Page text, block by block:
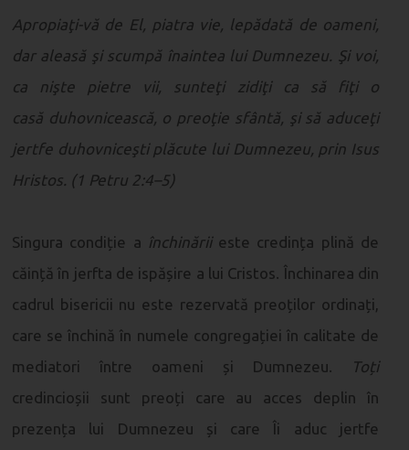
Apropiaţi-vă de El, piatra vie, lepădată de oameni,
dar aleasă şi scumpă înaintea lui Dumnezeu. Şi voi,
ca nişte pietre vii, sunteţi zidiţi ca să fiţi o
casă duhovnicească, o preoţie sfântă, şi să aduceţi
jertfe duhovniceşti plăcute lui Dumnezeu, prin Isus
Hristos. (1 Petru 2:4–5)
Singura condiție a închinăriieste credința plină de
căință în jerfta de ispășire a lui Cristos. Închinarea din
cadrul bisericii nu este rezervată preoților ordinați,
care se închină în numele congregației în calitate de
mediatori între oameni și Dumnezeu.
Toți
credincioșii sunt preoți care au acces deplin în
prezența lui Dumnezeu și care Îi aduc jertfe